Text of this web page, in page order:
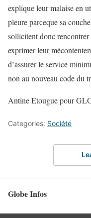
explique leur malaise en
pleure parceque sa
sollicitent donc
exprimer leur
d’assurer le service
non au nouveau code du
Antine Etougue pour
Categories: Société
Globe Infos